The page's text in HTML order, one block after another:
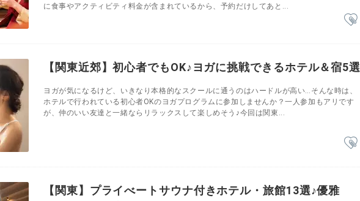
に食事やアクティビティ料金が含まれているから、予約だけしてあと...
【関東近郊】初心者でもOK♪ヨガに挑戦できるホテル＆宿5選
ヨガが気になるけど、いきなり本格的なスクールに通うのはハードルが高い…そんな時は、
ホテルで行われている初心者OKのヨガプログラムに参加しませんか？一人参加もアリです
が、仲のいい友達と一緒ならリラックスして楽しめそう♪今回は関東...
【関東】プライべートサウナ付きホテル・旅館13選♪優雅